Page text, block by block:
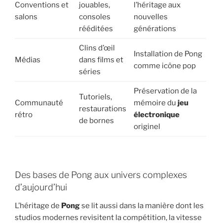
Conventions et
salons
jouables,
consoles
rééditées
l’héritage aux
nouvelles
générations
Médias
Clins d’œil
dans films et
séries
Installation de Pong
comme icône pop
Communauté
rétro
Tutoriels,
restaurations
de bornes
Préservation de la
mémoire du jeu
électronique
originel
Des bases de Pong aux univers complexes
d’aujourd’hui
L’héritage de Pongse lit aussi dans la manière dont les
studios modernes revisitent la compétition, la vitesse